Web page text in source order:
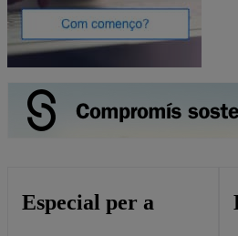
Especial per a